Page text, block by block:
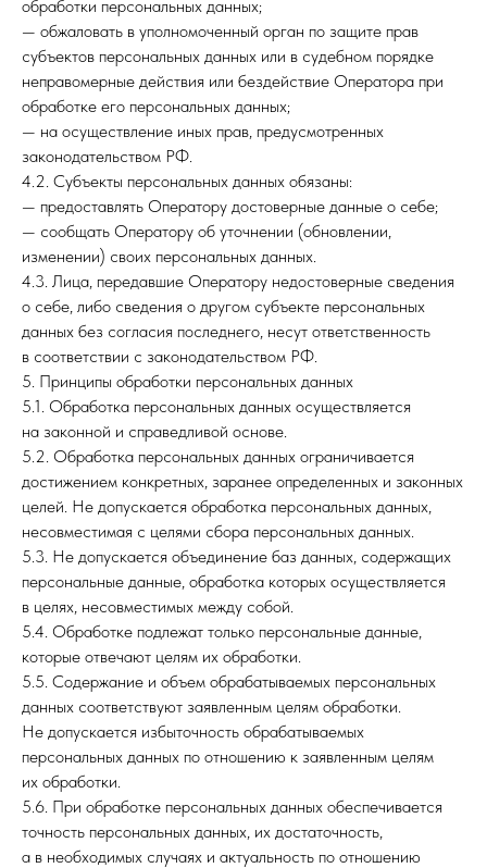
обработки персональных данных;
— обжаловать в уполномоченный орган по защите прав
субъектов персональных данных или в судебном порядке
неправомерные действия или бездействие Оператора при
обработке его персональных данных;
— на осуществление иных прав, предусмотренных
законодательством РФ.
4.2. Субъекты персональных данных обязаны:
— предоставлять Оператору достоверные данные о себе;
— сообщать Оператору об уточнении (обновлении,
изменении) своих персональных данных.
4.3. Лица, передавшие Оператору недостоверные сведения
о себе, либо сведения о другом субъекте персональных
данных без согласия последнего, несут ответственность
в соответствии с законодательством РФ.
5. Принципы обработки персональных данных
5.1. Обработка персональных данных осуществляется
на законной и справедливой основе.
5.2. Обработка персональных данных ограничивается
достижением конкретных, заранее определенных и законных
целей. Не допускается обработка персональных данных,
несовместимая с целями сбора персональных данных.
5.3. Не допускается объединение баз данных, содержащих
персональные данные, обработка которых осуществляется
в целях, несовместимых между собой.
5.4. Обработке подлежат только персональные данные,
которые отвечают целям их обработки.
5.5. Содержание и объем обрабатываемых персональных
данных соответствуют заявленным целям обработки.
Не допускается избыточность обрабатываемых
персональных данных по отношению к заявленным целям
их обработки.
5.6. При обработке персональных данных обеспечивается
точность персональных данных, их достаточность,
а в необходимых случаях и актуальность по отношению